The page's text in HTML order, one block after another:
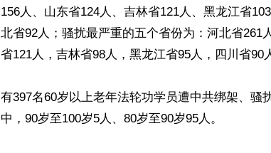
156人、山东省124人、吉林省121人、黑龙江省
北省92人；骚扰最严重的五个省份为：河北省261
省121人，吉林省98人，黑龙江省95人，四川省90
有397名60岁以上老年法轮功学员遭中共绑架、骚
中，90岁至100岁5人、80岁至90岁95人。